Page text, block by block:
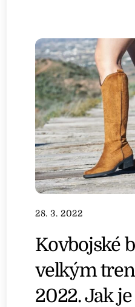
28. 3. 2022
Kovbojské
velkým
2022. Jak